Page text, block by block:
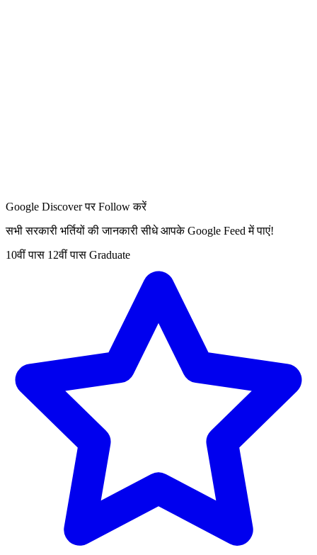
Google Discover पर Follow करें
सभी सरकारी भर्तियों की जानकारी सीधे आपके Google Feed में पाएं!
10वीं पास 12वीं पास Graduate